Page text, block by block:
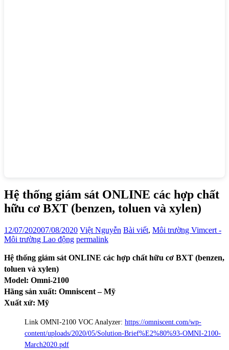
Hệ thống giám sát ONLINE các hợp chất
hữu cơ BXT (benzen, toluen và xylen)
12/07/202007/08/2020 Việt Nguyễn Bài viết, Môi trường Vimcert -
Môi trường Lao động permalink
Hệ thống giám sát ONLINE các hợp chất hữu cơ BXT (benzen,
toluen và xylen)
Model: Omni-2100
Hãng sản xuất: Omniscent – Mỹ
Xuất xứ: Mỹ
Link OMNI-2100 VOC Analyzer: https://omniscent.com/wp-
content/uploads/2020/05/Solution-Brief%E2%80%93-OMNI-2100-
March2020.pdf